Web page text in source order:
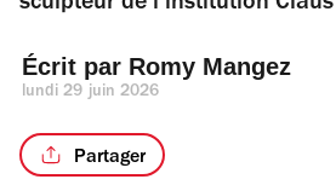
sculpteur de l’institution Claus
Écrit par Romy Mangez
lundi 29 juin 2026
Partager